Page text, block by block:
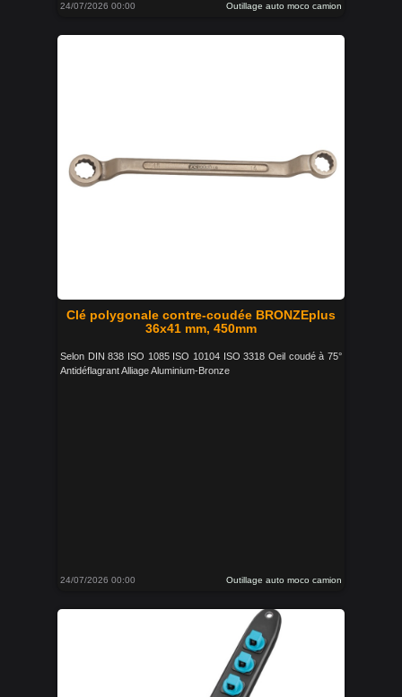
24/07/2026 00:00 Outillage auto moco camion
Clé polygonale contre-coudée BRONZEplus
36x41 mm, 450mm
Selon DIN 838 ISO 1085 ISO 10104 ISO 3318 Oeil coudé à 75°
Antidéflagrant Alliage Aluminium-Bronze
24/07/2026 00:00 Outillage auto moco camion